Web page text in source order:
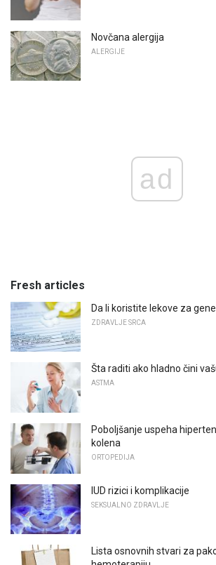
Novčana alergija
ALERGIJE
ad
Fresh articles
Da li koristite lekove za
ZDRAVLJE SRCA
Šta raditi ako hladno čini
ASTMA
Poboljšanje uspeha
kolena
ORTOPEDIJA
IUD rizici i komplikacije
SEKSUALNO ZDRAVLJE
Lista osnovnih stvari za